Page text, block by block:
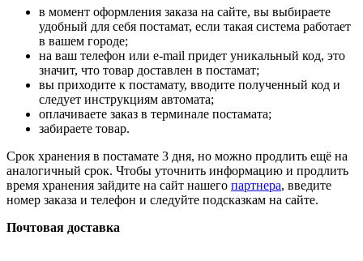
в момент оформления заказа на сайте, вы выбираете
удобный для себя постамат, если такая система работает
в вашем городе;
на ваш телефон или e-mail придет уникальный код, это
значит, что товар доставлен в постамат;
вы приходите к постамату, вводите полученный код и
следует инструкциям автомата;
оплачиваете заказ в терминале постамата;
забираете товар.
Срок хранения в постамате 3 дня, но можно продлить ещё на
аналогичный срок. Чтобы уточнить информацию и продлить
время хранения зайдите на сайт нашего партнера, введите
номер заказа и телефон и следуйте подсказкам на сайте.
Почтовая доставка